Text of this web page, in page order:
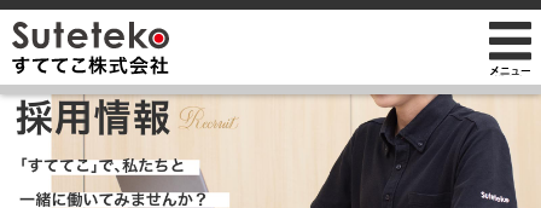
会社のこれまでとこれから
講演の依頼について
M&Aのご提案について
会社情報
店舗のご案内
経営理念と使命
経営方針